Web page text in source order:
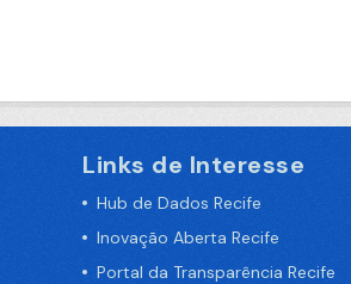
Links de Interesse
Hub de Dados Recife
Inovação Aberta Recife
Portal da Transparência Recife